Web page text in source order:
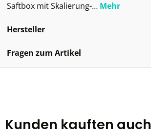
Saftbox mit Skalierung-… Mehr
Hersteller
Fragen zum Artikel
Kunden kauften auch